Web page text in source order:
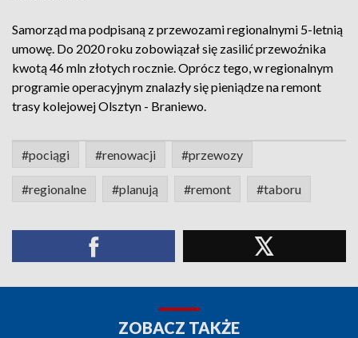
Samorząd ma podpisaną z przewozami regionalnymi 5-letnią
umowę. Do 2020 roku zobowiązał się zasilić przewoźnika
kwotą 46 mln złotych rocznie. Oprócz tego, w regionalnym
programie operacyjnym znalazły się pieniądze na remont
trasy kolejowej Olsztyn - Braniewo.
#pociągi #renowacji #przewozy
#regionalne #planują #remont #taboru
ZOBACZ TAKŻE